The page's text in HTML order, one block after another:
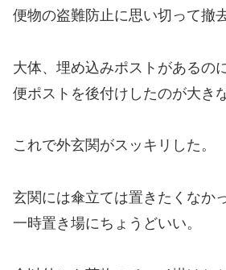
便物の盗難防止に思い切って撤
大体、埋め込みポストがあるの
便ポストを後付けしたのが大き
これで外玄関がスッキリした。
玄関には傘立ては置きたくなか
一時置き場にちょうどいい。